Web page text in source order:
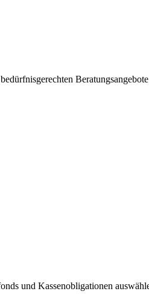
und Kassenobligationen